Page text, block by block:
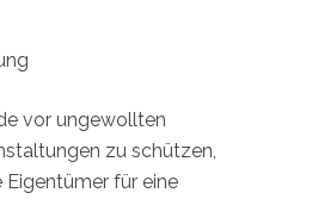
vor ungewollten
zu schützen,
Eigentümer für eine